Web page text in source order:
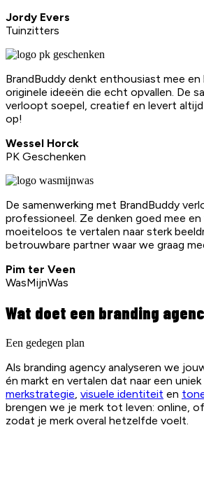
Jordy Evers
Tuinzitters
BrandBuddy denkt enthousiast mee
originele ideeën die echt opvallen. De
verloopt soepel, creatief en levert
op!
Wessel Horck
PK Geschenken
De samenwerking met BrandBuddy
professioneel. Ze denken goed mee
moeiteloos te vertalen naar sterk
betrouwbare partner waar we graag
Pim ter Veen
WasMijnWas
Wat doet een branding
Een gedegen plan
Als branding agency analyseren we
én markt en vertalen dat naar een uniek
merkstrategie, visuele identiteit en
brengen we je merk tot leven: online,
zodat je merk overal hetzelfde voelt.